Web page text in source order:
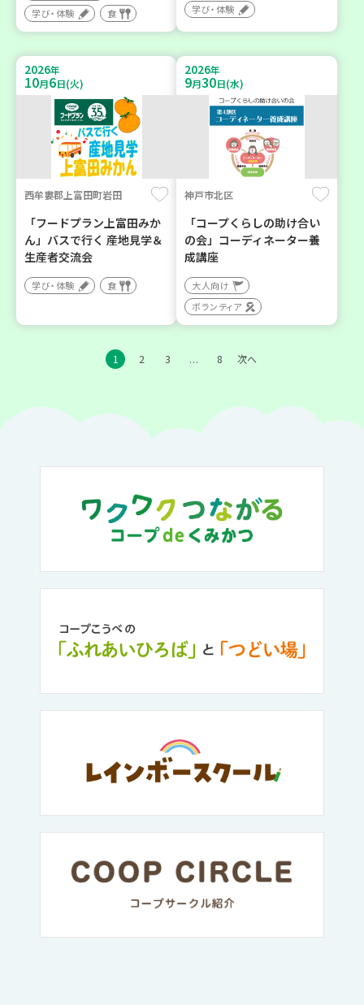
学び・体験
食
学び・体験
2026年
10月6日(火)
西牟婁郡上富田町岩田
「フードプラン上富田みか
ん」バスで行く 産地見学＆
生産者交流会
学び・体験 食
2026年
9月30日(水)
神戸市北区
「コープくらしの助け合い
の会」コーディネーター養
成講座
大人向け
ボランティア
1 2 3 … 8 次へ